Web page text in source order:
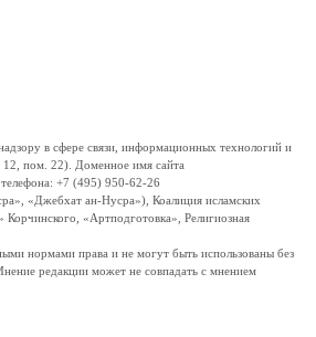
в сфере связи, информационных технологий и
пом. 22). Доменное имя сайта
+7 (495) 950-62-26
«Джебхат ан-Нусра»), Коалиция исламских
«Артподготовка», Религиозная
нормами права и не могут быть использованы без
редакции может не совпадать с мнением